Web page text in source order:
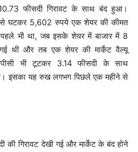
फीसदी गिरावट के साथ बंद हुआ।
से घटकर 5,602 रुपये एक शेयर की कीमत
भी था, जब इसके शेयर में बाजार में 8
गई थी और तब एक शेयर की मार्केट वैल्यू
भी टूटकर 3.14 फीसदी के साथ
इसका यह रुख लगभग पिछले एक महीने से
की गिरावट देखी गई और मार्केट के बंद होने